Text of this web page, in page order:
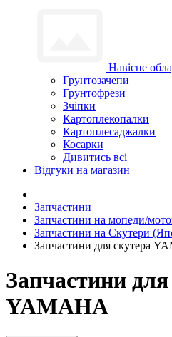
Навісне
Грунтозачепи
Грунтофрези
Зчіпки
Картоплекопалки
Картоплесаджалки
Косарки
Дивитись всі
Відгуки на магазин
Запчастини
Запчастини на мопеди/
Запчастини на Скутери
Запчастини для скутера
Запчастини
YAMAHA